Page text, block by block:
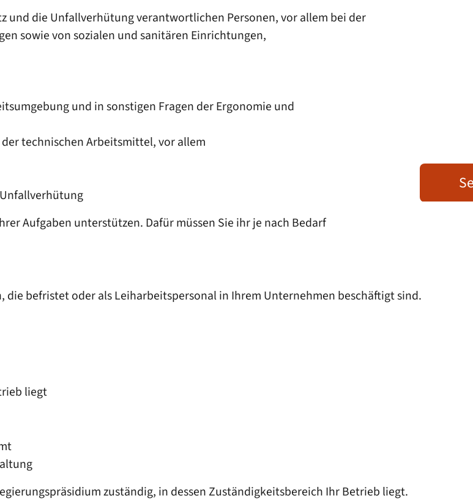
und die Unfallverhütung verantwortlichen Personen, vor allem bei der
sowie von sozialen und sanitären Einrichtungen,
und in sonstigen Fragen der Ergonomie und
technischen Arbeitsmittel, vor allem
Aufgaben unterstützen. Dafür müssen Sie ihr je nach Bedarf
befristet oder als Leiharbeitspersonal in Ihrem Unternehmen beschäftigt sind.
liegt
zuständig, in dessen Zuständigkeitsbereich Ihr Betrieb liegt.